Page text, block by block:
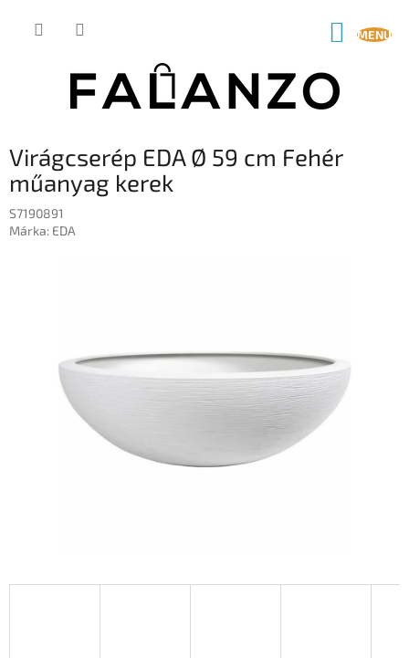
KOSÁR
Virágcserép EDA Ø 59 cm Fehér
műanyag kerek
S7190891
Márka: EDA